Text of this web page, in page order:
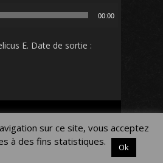
00:00
E. Date de sortie :
Mentions légalessur ce site, vous acceptez
à des fins statistiques.
Ok